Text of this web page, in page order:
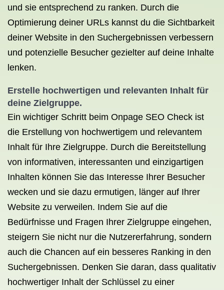
und sie entsprechend zu ranken. Durch die
Optimierung deiner URLs kannst du die Sichtbarkeit
deiner Website in den Suchergebnissen verbessern
und potenzielle Besucher gezielter auf deine Inhalte
lenken.
Erstelle hochwertigen und relevanten Inhalt für
deine Zielgruppe.
Ein wichtiger Schritt beim Onpage SEO Check ist
die Erstellung von hochwertigem und relevantem
Inhalt für Ihre Zielgruppe. Durch die Bereitstellung
von informativen, interessanten und einzigartigen
Inhalten können Sie das Interesse Ihrer Besucher
wecken und sie dazu ermutigen, länger auf Ihrer
Website zu verweilen. Indem Sie auf die
Bedürfnisse und Fragen Ihrer Zielgruppe eingehen,
steigern Sie nicht nur die Nutzererfahrung, sondern
auch die Chancen auf ein besseres Ranking in den
Suchergebnissen. Denken Sie daran, dass qualitativ
hochwertiger Inhalt der Schlüssel zu einer